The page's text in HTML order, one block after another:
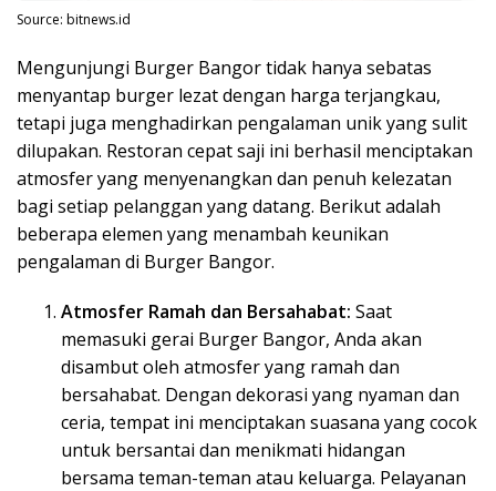
Source: bitnews.id
Mengunjungi Burger Bangor tidak hanya sebatas
menyantap burger lezat dengan harga terjangkau,
tetapi juga menghadirkan pengalaman unik yang sulit
dilupakan. Restoran cepat saji ini berhasil menciptakan
atmosfer yang menyenangkan dan penuh kelezatan
bagi setiap pelanggan yang datang. Berikut adalah
beberapa elemen yang menambah keunikan
pengalaman di Burger Bangor.
Atmosfer Ramah dan Bersahabat: Saat
memasuki gerai Burger Bangor, Anda akan
disambut oleh atmosfer yang ramah dan
bersahabat. Dengan dekorasi yang nyaman dan
ceria, tempat ini menciptakan suasana yang cocok
untuk bersantai dan menikmati hidangan
bersama teman-teman atau keluarga. Pelayanan